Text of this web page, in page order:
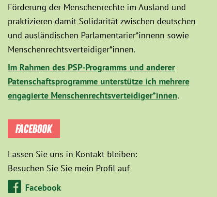
Förderung der Menschenrechte im Ausland und
praktizieren damit Solidarität zwischen deutschen
und ausländischen Parlamentarier*innenn sowie
Menschenrechtsverteidiger*innen.
Im Rahmen des PSP-Programms und anderer
Patenschaftsprogramme unterstütze ich mehrere
engagierte Menschenrechtsverteidiger*innen.
FACEBOOK
Lassen Sie uns in Kontakt bleiben:
Besuchen Sie Sie mein Profil auf
Facebook